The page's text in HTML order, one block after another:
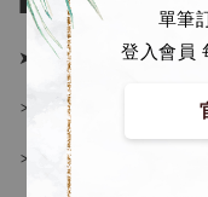
單筆
登入會員
➤ 價格 2580元 (訂金
＊ 國際運費另計
＊ 刷卡免手續費